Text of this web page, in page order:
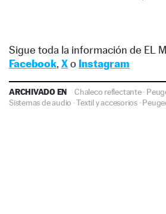
Sigue toda la información de EL
Facebook, Xo Instagram
ARCHIVADO EN Chaleco reflectante·
Sistemas de audio ·Textil y accesorios ·